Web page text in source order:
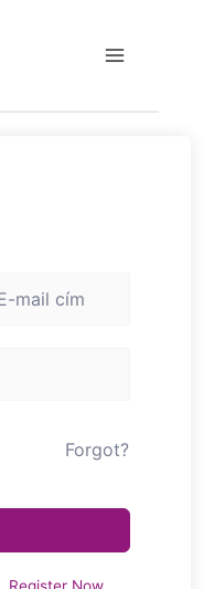
Forgot?